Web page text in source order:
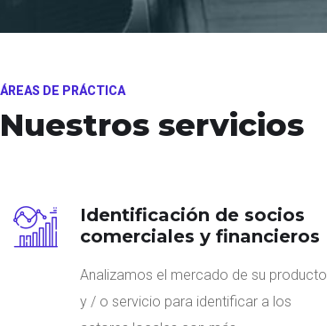
ÁREAS DE PRÁCTICA
Nuestros servicios
Identificación de socios
comerciales y financieros
Analizamos el mercado de su producto
y / o servicio para identificar a los